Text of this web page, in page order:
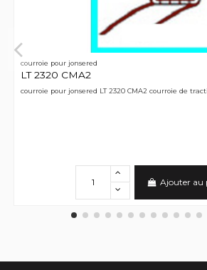
courroie pour jonsered
LT 2320 CMA2
courroie pour jonsered LT 2320 CMA2 courroie de
Ajouter au